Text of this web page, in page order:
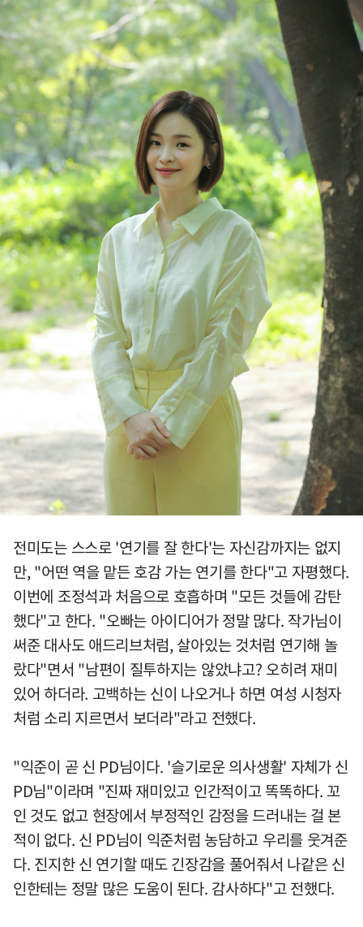
전미도는 스스로 '연기를 잘 한다'는 자신감까지는 없지
만, "어떤 역을 맡든 호감 가는 연기를 한다"고 자평했다.
이번에 조정석과 처음으로 호흡하며 "모든 것들에 감탄
했다"고 한다. "오빠는 아이디어가 정말 많다. 작가님이
써준 대사도 애드리브처럼, 살아있는 것처럼 연기해 놀
랐다"면서 "남편이 질투하지는 않았냐고? 오히려 재미
있어 하더라. 고백하는 신이 나오거나 하면 여성 시청자
처럼 소리 지르면서 보더라"라고 전했다.
"익준이 곧 신 PD님이다. '슬기로운 의사생활' 자체가 신
PD님"이라며 "진짜 재미있고 인간적이고 똑똑하다. 꼬
인 것도 없고 현장에서 부정적인 감정을 드러내는 걸 본
적이 없다. 신 PD님이 익준처럼 농담하고 우리를 웃겨준
다. 진지한 신 연기할 때도 긴장감을 풀어줘서 나같은 신
인한테는 정말 많은 도움이 된다. 감사하다"고 전했다.